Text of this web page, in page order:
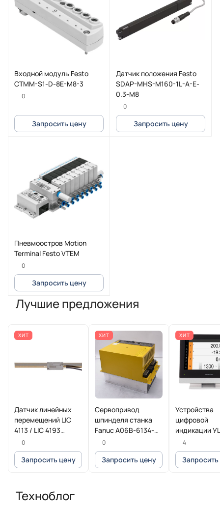
Входной модуль Festo
CTMM-S1-D-8E-M8-3
0
Запросить цену
Датчик положения Festo
SDAP-MHS-M160-1L-A-E-
0.3-M8
0
Запросить цену
Пневмоостров Motion
Terminal Festo VTEM
0
Запросить цену
Лучшие предложения
ХИТ
Датчик линейных
перемещений LIC
4113 / LIC 4193
HEIDENHAIN
0
Запросить цену
ХИТ
Сервопривод
шпинделя станка
Fanuc A06B-6134-
H202#A
0
Запросить цену
ХИТ
Устройства
цифровой
индикации
POSITIP 8016
Heidenhain
4
Техноблог